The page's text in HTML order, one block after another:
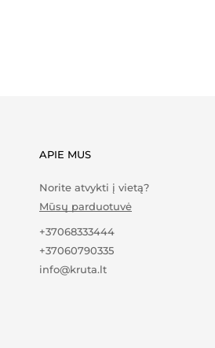
APIE MUS
Norite atvykti į vietą?
Mūsų parduotuvė
+37068333444
+37060790335
info@kruta.lt